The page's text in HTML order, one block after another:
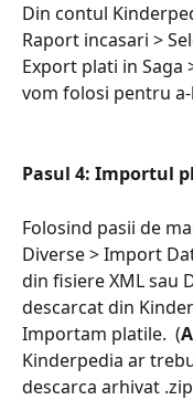
Din contul
Raport incasari >
Export plati in Saga
vom folosi pentru
Pasul 4: Importul
Folosind pasii de
Diverse > Import
din fisiere XML sau
descarcat din
Importam platile.  (
Kinderpedia ar
descarca arhivat